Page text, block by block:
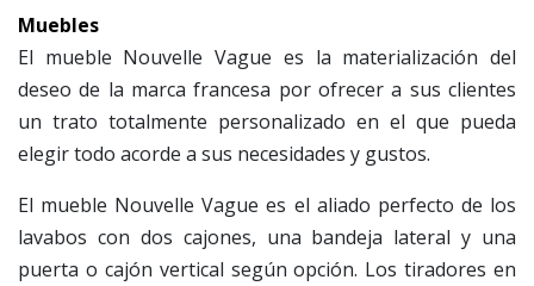
Muebles
El mueble Nouvelle Vague es la materialización del
deseo de la marca francesa por ofrecer a sus clientes
un trato totalmente personalizado en el que pueda
elegir todo acorde a sus necesidades y gustos.
El mueble Nouvelle Vague es el aliado perfecto de los
lavabos con dos cajones, una bandeja lateral y una
puerta o cajón vertical según opción. Los tiradores en